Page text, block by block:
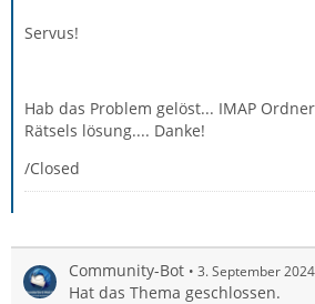
Servus!
Hab das Problem gelöst... IMAP
Rätsels lösung.... Danke!
/Closed
Community-Bot 3. September
Hat das Thema geschlossen.